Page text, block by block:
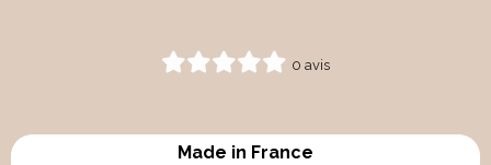
0 avis
Made in France